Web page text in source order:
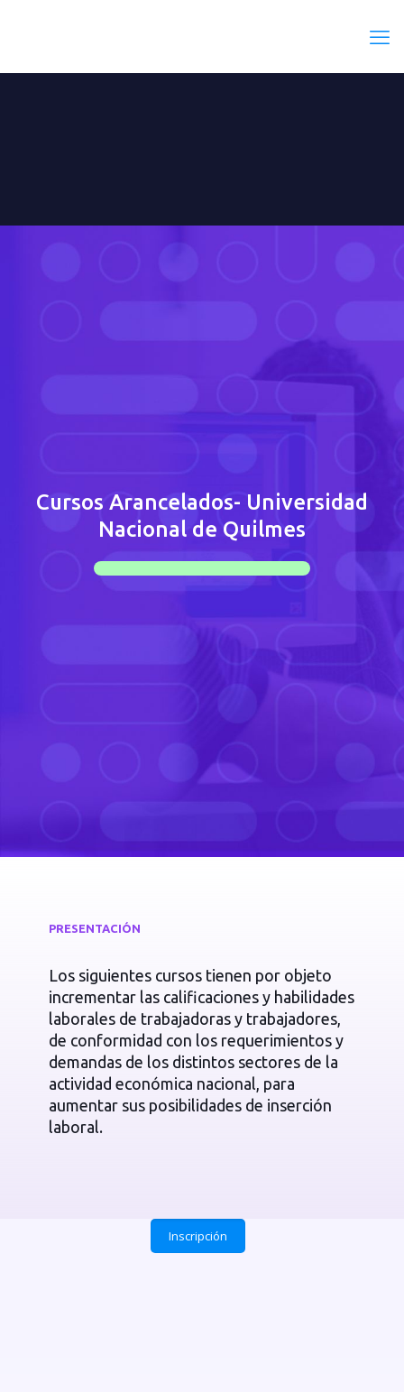
Cursos Arancelados- Universidad
Nacional de Quilmes
PRESENTACIÓN
Los siguientes cursos tienen por objeto
incrementar las calificaciones y habilidades
laborales de trabajadoras y trabajadores,
de conformidad con los requerimientos y
demandas de los distintos sectores de la
actividad económica nacional, para
aumentar sus posibilidades de inserción
laboral.
Inscripción